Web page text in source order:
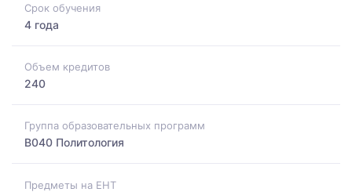
Срок обучения
4 года
Объем кредитов
240
Группа образовательных программ
B040 Политология
Предметы на ЕНТ